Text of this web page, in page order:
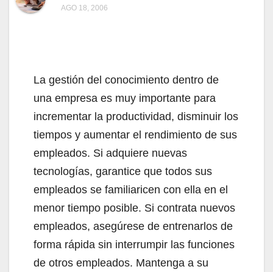
AGO 18, 2006
La gestión del conocimiento dentro de
una empresa es muy importante para
incrementar la productividad, disminuir los
tiempos y aumentar el rendimiento de sus
empleados. Si adquiere nuevas
tecnologías, garantice que todos sus
empleados se familiaricen con ella en el
menor tiempo posible. Si contrata nuevos
empleados, asegúrese de entrenarlos de
forma rápida sin interrumpir las funciones
de otros empleados. Mantenga a su